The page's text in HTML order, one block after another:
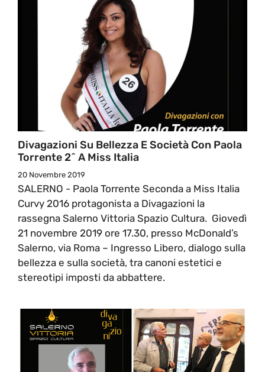
Divagazioni Su Bellezza E Società Con Paola
Torrente 2^ A Miss Italia
20 Novembre 2019
SALERNO - Paola Torrente Seconda a Miss Italia
Curvy 2016 protagonista a Divagazioni la
rassegna Salerno Vittoria Spazio Cultura. Giovedì
21 novembre 2019 ore 17.30, presso McDonald’s
Salerno, via Roma – Ingresso Libero, dialogo sulla
bellezza e sulla società, tra canoni estetici e
stereotipi imposti da abbattere.